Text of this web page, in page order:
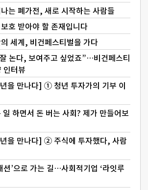
는 폐가전, 새로 시작하는 사람들
호 받아야 할 존재입니다
세계, 비건페스티벌을 가다
논다, 보여주고 싶었죠”…비건페스티
인터뷰
을 만나다] ① 청년 투자가의 기부 이
일 하면서 돈 버는 사회? 제가 만들어보
을 만나다] ② 주식에 투자했다, 사람
션’으로 가는 길…사회적기업 ‘라잇루